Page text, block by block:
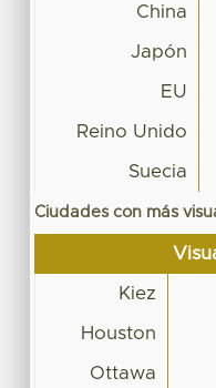
China
Japón
EU
Reino Unido
Suecia
Ciudades con más
Kiez
Houston
Ottawa